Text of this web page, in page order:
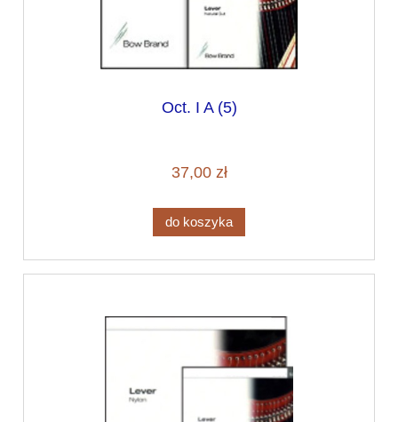
Oct. I A (5)
37,00 zł
do koszyka